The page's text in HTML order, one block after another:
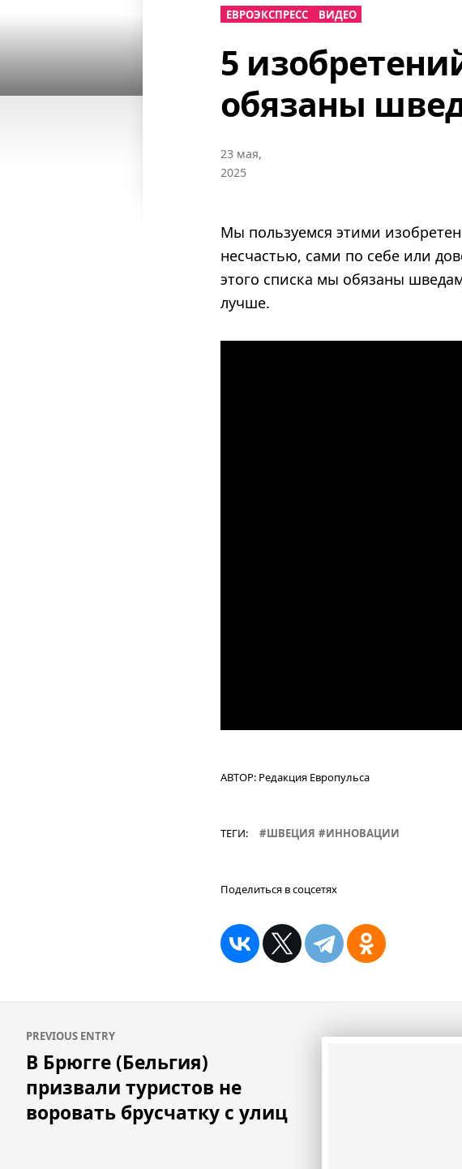
ЕВРОЭКСПРЕСС ВИДЕО
5
обязаны
23 мая,
2025
Мы пользуемся этими
несчастью, сами по себе или
этого списка мы обязаны
лучше.
АВТОР: Редакция Европульса
ТЕГИ: ШВЕЦИЯ ИННОВАЦИИ
Поделиться в соцсетях
по
записям
PREVIOUS ENTRY
В Брюгге (Бельгия)
призвали туристов не
воровать брусчатку с улиц